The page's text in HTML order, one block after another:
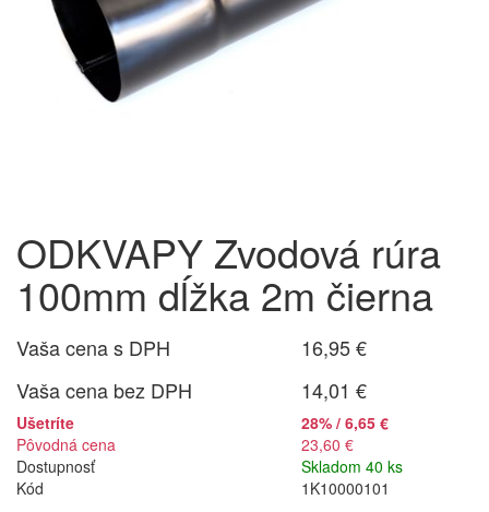
ODKVAPY Zvodová rúra
100mm dĺžka 2m čierna
Vaša cena s DPH
16,95 €
Vaša cena bez DPH
14,01 €
Ušetríte
28% / 6,65 €
Pôvodná cena
23,60 €
Dostupnosť
Skladom 40 ks
Kód
1K10000101